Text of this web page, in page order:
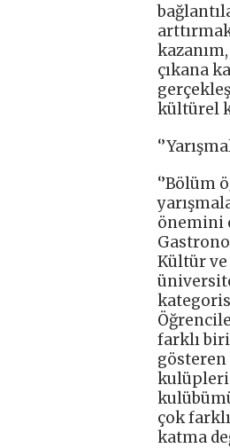
çıkana
kültürel
‘’Bölüm
önemini
Kültür ve
farklı
çok
katma